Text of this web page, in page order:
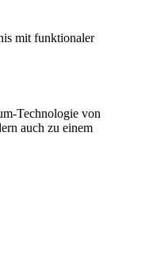
mit funktionaler
Technologie von
auch zu einem